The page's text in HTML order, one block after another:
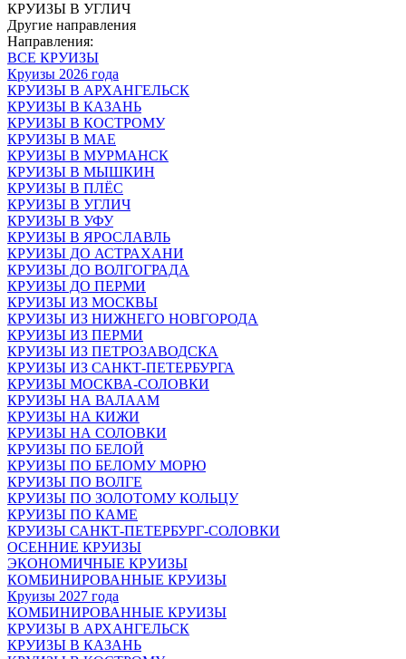
КРУИЗЫ В УГЛИЧ
Другие направления
Направления:
ВСЕ КРУИЗЫ
Круизы 2026 года
КРУИЗЫ В АРХАНГЕЛЬСК
КРУИЗЫ В КАЗАНЬ
КРУИЗЫ В КОСТРОМУ
КРУИЗЫ В МАЕ
КРУИЗЫ В МУРМАНСК
КРУИЗЫ В МЫШКИН
КРУИЗЫ В ПЛЁС
КРУИЗЫ В УГЛИЧ
КРУИЗЫ В УФУ
КРУИЗЫ В ЯРОСЛАВЛЬ
КРУИЗЫ ДО АСТРАХАНИ
КРУИЗЫ ДО ВОЛГОГРАДА
КРУИЗЫ ДО ПЕРМИ
КРУИЗЫ ИЗ МОСКВЫ
КРУИЗЫ ИЗ НИЖНЕГО НОВГОРОДА
КРУИЗЫ ИЗ ПЕРМИ
КРУИЗЫ ИЗ ПЕТРОЗАВОДСКА
КРУИЗЫ ИЗ САНКТ-ПЕТЕРБУРГА
КРУИЗЫ МОСКВА-СОЛОВКИ
КРУИЗЫ НА ВАЛААМ
КРУИЗЫ НА КИЖИ
КРУИЗЫ НА СОЛОВКИ
КРУИЗЫ ПО БЕЛОЙ
КРУИЗЫ ПО БЕЛОМУ МОРЮ
КРУИЗЫ ПО ВОЛГЕ
КРУИЗЫ ПО ЗОЛОТОМУ КОЛЬЦУ
КРУИЗЫ ПО КАМЕ
КРУИЗЫ САНКТ-ПЕТЕРБУРГ-СОЛОВКИ
ОСЕННИЕ КРУИЗЫ
ЭКОНОМИЧНЫЕ КРУИЗЫ
КОМБИНИРОВАННЫЕ КРУИЗЫ
Круизы 2027 года
КОМБИНИРОВАННЫЕ КРУИЗЫ
КРУИЗЫ В АРХАНГЕЛЬСК
КРУИЗЫ В КАЗАНЬ